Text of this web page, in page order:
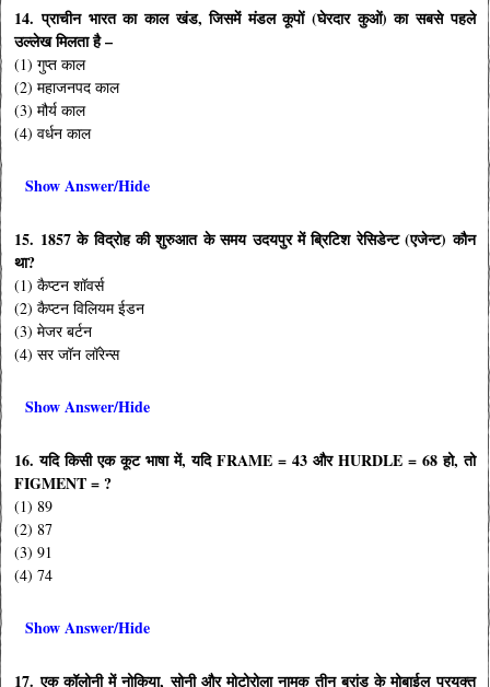
14. प्राचीन भारत का काल खंड, जिसमें मंडल कूपों (घेरदार कुओं) का सबसे पहले
उल्लेख मिलता है –
(1) गुप्त काल
(2) महाजनपद काल
(3) मौर्य काल
(4) वर्धन काल
Show Answer/Hide
15. 1857 के विद्रोह की शुरुआत के समय उदयपुर में ब्रिटिश रेसिडेन्ट (एजेन्ट) कौन
था?
(1) कैप्टन शॉवर्स
(2) कैप्टन विलियम ईडन
(3) मेजर बर्टन
(4) सर जॉन लॉरेन्स
Show Answer/Hide
16. यदि किसी एक कूट भाषा में, यदि FRAME = 43 और HURDLE = 68 हो, तो
FIGMENT = ?
(1) 89
(2) 87
(3) 91
(4) 74
Show Answer/Hide
17. एक कॉलोनी में नोकिया, सोनी और मोटोरोला नामक तीन ब्रांड के मोबाईल प्रयुक्त